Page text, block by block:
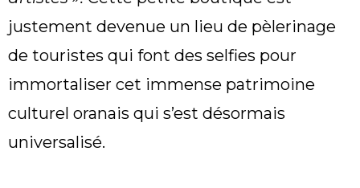
justement devenue un lieu de pèlerinage
de touristes qui font des selfies pour
immortaliser cet immense patrimoine
culturel oranais qui s’est désormais
universalisé.